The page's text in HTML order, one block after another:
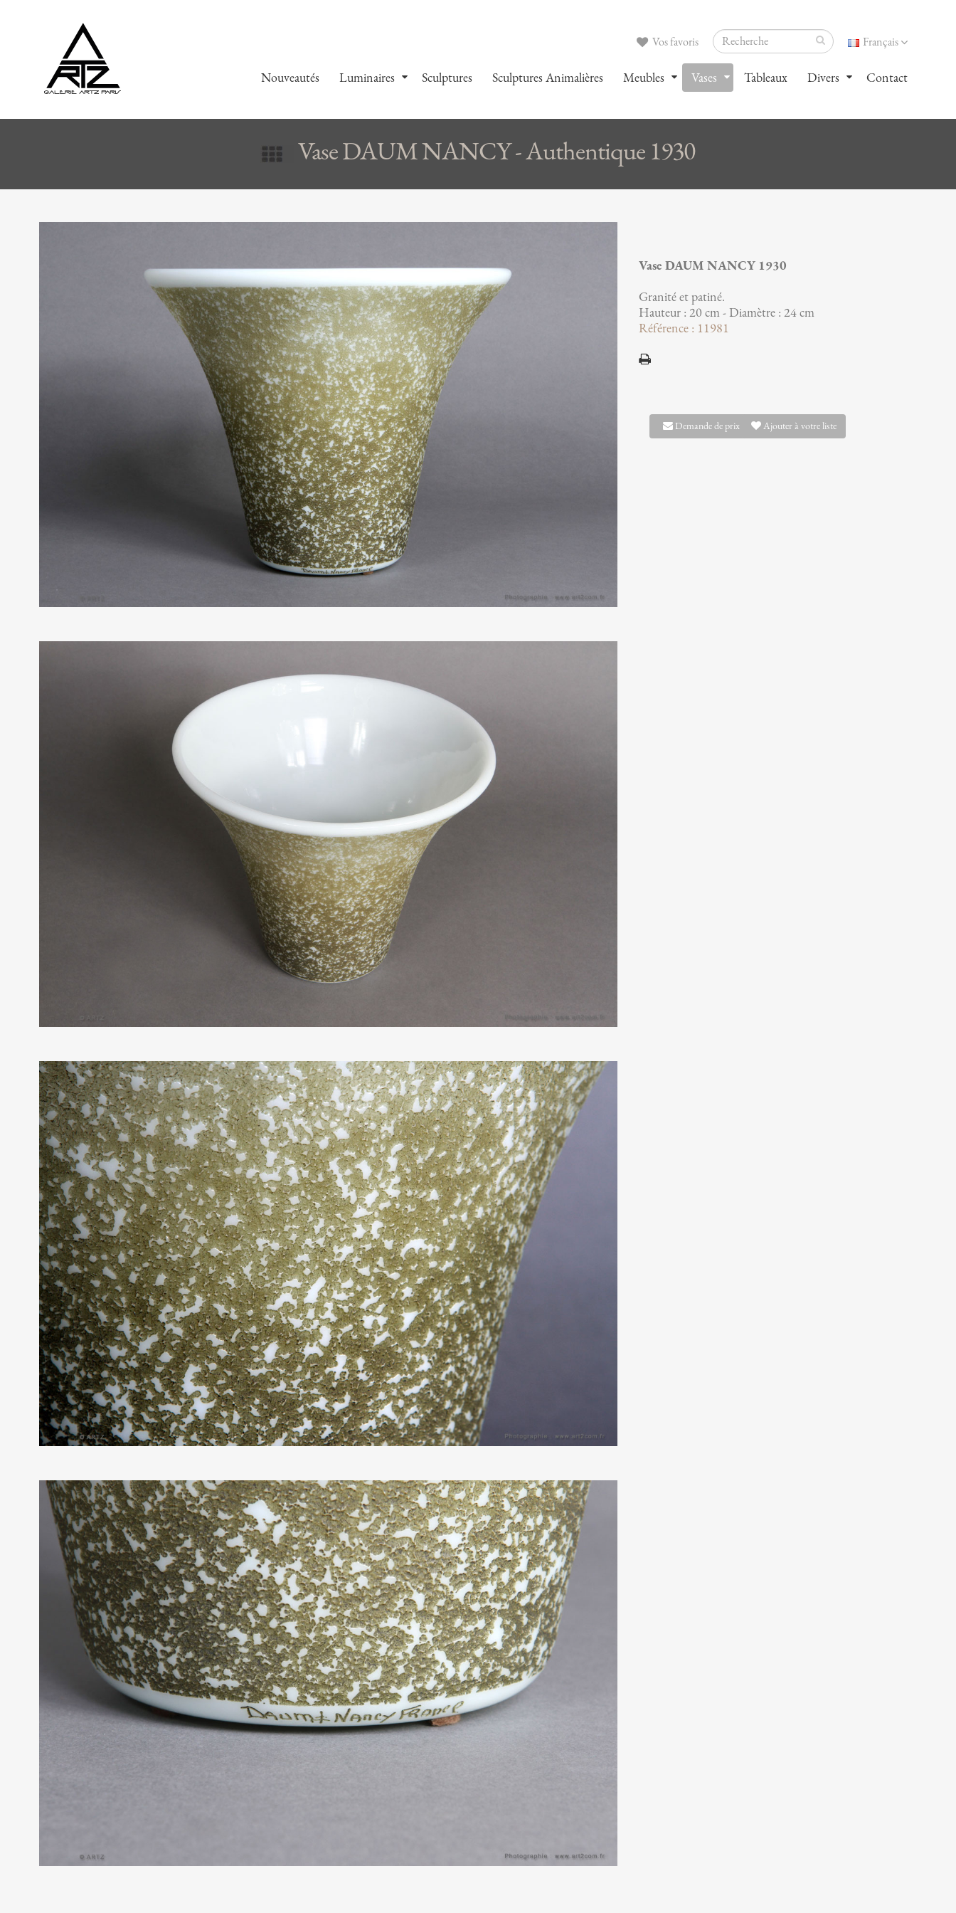
Français
Vos favoris
Nouveautés Luminaires Sculptures Sculptures Animalières Meubles Vases Tableaux Divers Contact
Vase DAUM NANCY - Authentique 1930
Vase DAUM NANCY 1930
Granité et patiné.
Hauteur : 20 cm - Diamètre : 24 cm
Référence : 11981
Demande de prix Ajouter à votre liste